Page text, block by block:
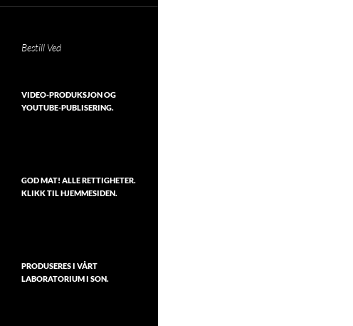
Bestill Ved
VIDEO-PRODUKSJON OG
YOUTUBE-PUBLISERING.
GOD MAT! ALLE RETTIGHETER.
KLIKK TIL HJEMMESIDEN.
PRODUSERES I VÅRT
LABORATORIUM I SON.